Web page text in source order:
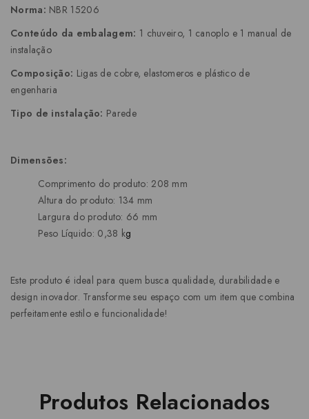
Norma: NBR 15206
Conteúdo da embalagem: 1 chuveiro, 1 canoplo e 1 manual de
instalação
Composição: Ligas de cobre, elastomeros e plástico de
engenharia
Tipo de instalação: Parede
Dimensões:
Comprimento do produto: 208 mm
Altura do produto: 134 mm
Largura do produto: 66 mm
Peso Líquido: 0,38 kg
Este produto é ideal para quem busca qualidade, durabilidade e
design inovador. Transforme seu espaço com um item que combina
perfeitamente estilo e funcionalidade!
Produtos Relacionados